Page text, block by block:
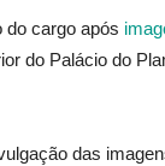
do cargo após
do Palácio do
das